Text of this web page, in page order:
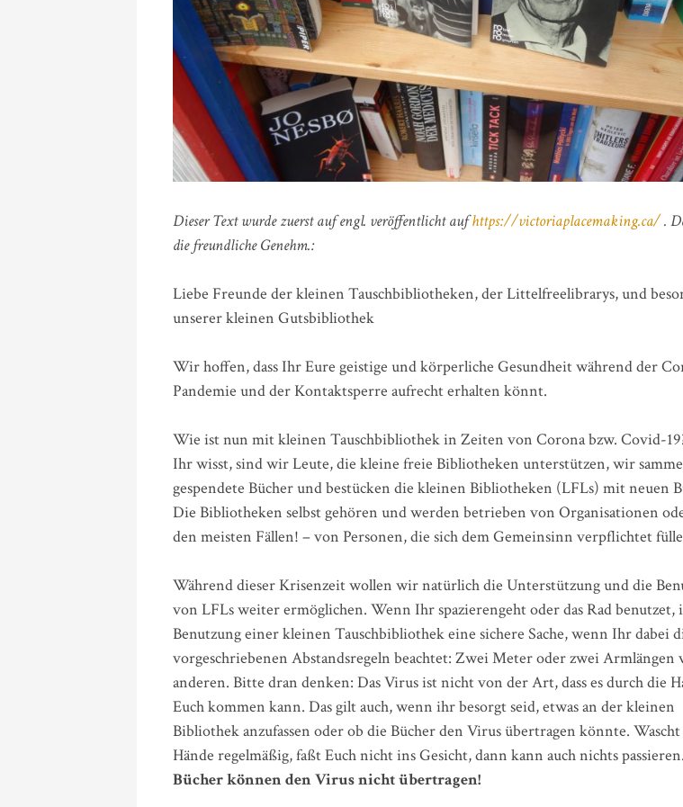
Dieser Text wurde zuerst auf engl. veröffentlicht aufhttps://victoriaplacemaking.ca/.
die freundliche Genehm.:
Liebe Freunde der kleinen Tauschbibliotheken, der Littelfreelibrarys, und
unserer kleinen Gutsbibliothek
Wir hoffen, dass Ihr Eure geistige und körperliche Gesundheit während der
Pandemie und der Kontaktsperre aufrecht erhalten könnt.
Wie ist nun mit kleinen Tauschbibliothek in Zeiten von Corona bzw. Covid-
Ihr wisst, sind wir Leute, die kleine freie Bibliotheken unterstützen, wir
gespendete Bücher und bestücken die kleinen Bibliotheken (LFLs) mit neuen
Die Bibliotheken selbst gehören und werden betrieben von Organisationen
den meisten Fällen! – von Personen, die sich dem Gemeinsinn verpflichtet
Während dieser Krisenzeit wollen wir natürlich die Unterstützung und die
von LFLs weiter ermöglichen. Wenn Ihr spazierengeht oder das Rad benutzet,
Benutzung einer kleinen Tauschbibliothek eine sichere Sache, wenn Ihr dabei
vorgeschriebenen Abstandsregeln beachtet: Zwei Meter oder zwei Armlängen
anderen. Bitte dran denken: Das Virus ist nicht von der Art, dass es durch die
Euch kommen kann. Das gilt auch, wenn ihr besorgt seid, etwas an der kleinen
Bibliothek anzufassen oder ob die Bücher den Virus übertragen könnte.
Hände regelmäßig, faßt Euch nicht ins Gesicht, dann kann auch nichts passieren.
Bücher können den Virus nicht übertragen!